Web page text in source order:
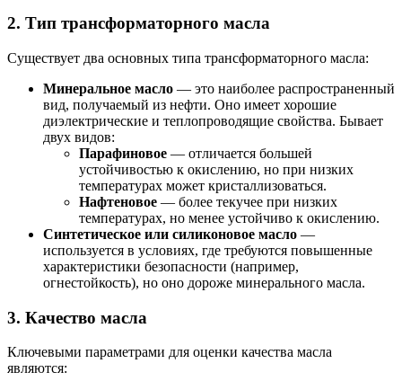
2. Тип трансформаторного масла
Существует два основных типа трансформаторного масла:
Минеральное масло — это наиболее распространенный
вид, получаемый из нефти. Оно имеет хорошие
диэлектрические и теплопроводящие свойства. Бывает
двух видов:
Парафиновое — отличается большей
устойчивостью к окислению, но при низких
температурах может кристаллизоваться.
Нафтеновое — более текучее при низких
температурах, но менее устойчиво к окислению.
Синтетическое или силиконовое масло —
используется в условиях, где требуются повышенные
характеристики безопасности (например,
огнестойкость), но оно дороже минерального масла.
3. Качество масла
Ключевыми параметрами для оценки качества масла
являются: